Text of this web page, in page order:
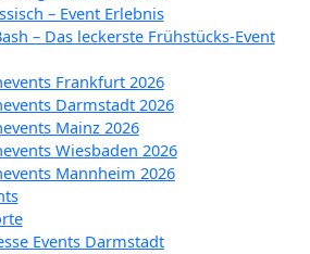
– Event Erlebnis
– Das leckerste Frühstücks-Event
Frankfurt 2026
Darmstadt 2026
Mainz 2026
Wiesbaden 2026
Mannheim 2026
Events Darmstadt